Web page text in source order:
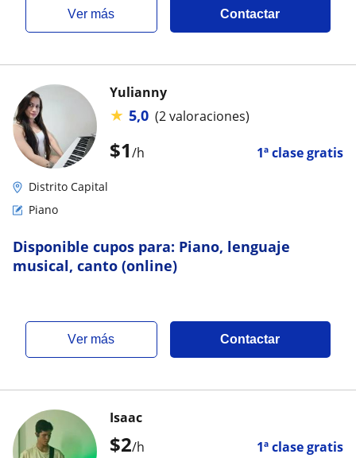
ver más Contactar
$1/h 1ª clase gratis
Yulianny
★ 5,0 (2 valoraciones)
Distrito Capital
Piano
Disponible cupos para: Piano, lenguaje
musical, canto (online)
ver más Contactar
$2/h 1ª clase gratis
Isaac